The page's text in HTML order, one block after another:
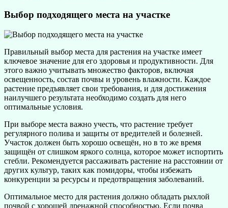
Выбор подходящего места на участке
Правильный выбор места для растения на участке имеет
ключевое значение для его здоровья и продуктивности. Для
этого важно учитывать множество факторов, включая
освещенность, состав почвы и уровень влажности. Каждое
растение предъявляет свои требования, и для достижения
наилучшего результата необходимо создать для него
оптимальные условия.
При выборе места важно учесть, что растение требует
регулярного полива и защиты от вредителей и болезней.
Участок должен быть хорошо освещён, но в то же время
защищён от слишком яркого солнца, которое может испортить
стебли. Рекомендуется рассаживать растение на расстоянии от
других культур, таких как помидоры, чтобы избежать
конкуренции за ресурсы и предотвращения заболеваний.
Оптимальное место для растения должно обладать рыхлой
почвой с хорошей дренажной способностью. Если почва